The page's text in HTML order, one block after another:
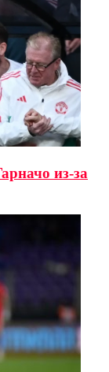
из-за